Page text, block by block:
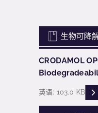
生物可降
CRODAMOL
英语: 103.0 KB